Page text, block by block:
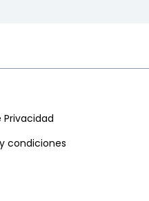
condiciones